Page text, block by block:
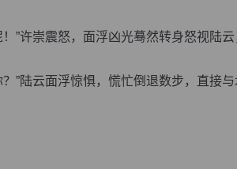
许崇震怒，面浮凶光蓦然转身怒视陆云
云面浮惊惧，慌忙倒退数步，直接与